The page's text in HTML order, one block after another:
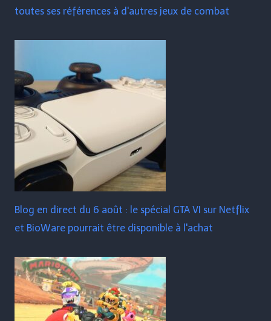
toutes ses références à d'autres jeux de combat
Blog en direct du 6 août : le spécial GTA VI sur Netflix
et BioWare pourrait être disponible à l'achat